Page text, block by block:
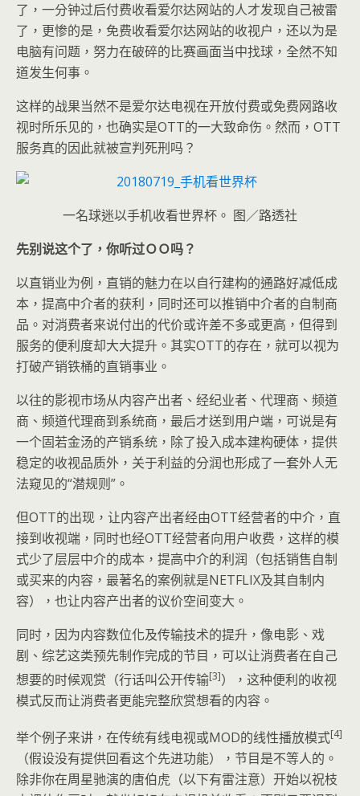
了，一分钟过后付费收看爱尔达网站的人才发现自己被雷
了，更惨的是，免费收看爱尔达网站的收视户，还以为是
电脑有问题，努力在破碎的比赛画面当中找球，全然不知
道发生何事。
这样的战果当然不是爱尔达电视在开放付费或免费网路收
视时所乐见的，也确实是OTT的一大致命伤。然而，OTT
服务真的因此就被宣判死刑吗？
一名球迷以手机收看世界杯。 图／路透社
先别说这个了，你听过ＯＯ吗？
以直销业为例，直销的魅力在以自行建构的通路好减低成
本，提高中介者的获利，同时还可以推销中介者的自制商
品。对消费者来说付出的代价或许差不多或更高，但得到
服务的便利度却大大提升。其实OTT的存在，就可以视为
打破产销铁桶的直销事业。
以往的影视市场从内容产出者、经纪业者、代理商、频道
商、频道代理商到系统商，最后才送到用户端，可说是有
一个固若金汤的产销系统，除了投入成本建构硬体，提供
稳定的收视品质外，关于利益的分润也形成了一套外人无
法窥见的“潜规则”。
但OTT的出现，让内容产出者经由OTT经营者的中介，直
接到收视端，同时也经OTT经营者向用户收费，这样的模
式少了层层中介的成本，提高中介的利润（包括销售自制
或买来的内容，最著名的案例就是NETFLIX及其自制内
容），也让内容产出者的议价空间变大。
同时，因为内容数位化及传输技术的提升，像电影、戏
剧、综艺这类预先制作完成的节目，可以让消费者在自己
想要的时候观赏（行话叫公开传输[3]），这种便利的收视
模式反而让消费者更能完整欣赏想看的内容。
举个例子来讲，在传统有线电视或MOD的线性播放模式[4]
（假设没有提供回看这个先进功能），节目是不等人的。
除非你在周星驰演的唐伯虎（以下有雷注意）开始以祝枝